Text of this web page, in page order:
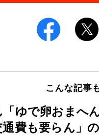
こんな記事
「ゆで卵おまへ
通費も要らん」